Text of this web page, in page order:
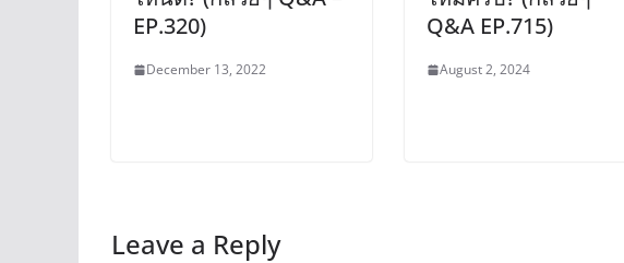
EP.320)
December 13, 2022
Q&A EP.715)
August 2, 2024
Leave a Reply